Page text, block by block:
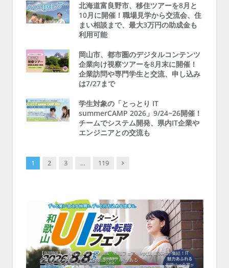
北海道富良野市、移住ツアーを8月と
10月に開催！職場見学から交流会、住
まい相談まで、最大3万円の助成金も
利用可能
岡山市、都市圏のデジタルコンテンツ
企業向け視察ツアーを8月末に開催！
企業訪問や専門学生と交流、申し込み
は7/27まで
学生対象の「とっとり IT
summerCAMP 2026」9/24~26開催！
チームでシステム開発、県内IT企業や
エンジニアとの交流も
1 2 3 … 119 Next
【8/8開催】「和歌山 UIターン就職・転職フェア」in大阪 に30社が集結！IT
企業も5社が参加、ここに“和歌山のリアル”がある